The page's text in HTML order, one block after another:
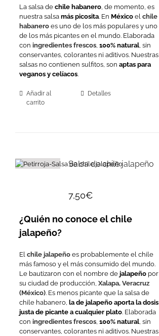
La salsa de chile habanero, de momento, es
nuestra salsa más picosita. En Méxicoel chile
habaneroes uno de los más populares y uno
de los más picantes en el mundo. Elaborada
con ingredientes frescos, 100% natural, sin
conservantes, colorantes ni aditivos. Nuestras
salsas no contienen sulfitos, son aptas para
veganos y celíacos.
Añadir al
carrito
Detalles
Salsa de chile jalapeño
7,50€
¿Quién no conoce el chile
jalapeño?
El chile jalapeñoes probablemente el chile
más famoso y el más consumido del mundo.
Le bautizaron con el nombre de jalapeñopor
su ciudad de producción, Xalapa, Veracruz
(México). Es menos picante que la salsa de
chile habanero, la de jalapeño aporta la dosis
justa de picante a cualquier plato. Elaborada
con ingredientes frescos, 100% natural, sin
conservantes, colorantes ni aditivos. Nuestras